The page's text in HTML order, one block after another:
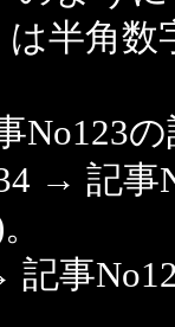
半角数
No123
→ 記
記事